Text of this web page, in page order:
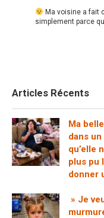
Ma voisine a fait
simplement parce
Articles Récents
Ma
dans
qu’elle
plus pu
donner
» Je